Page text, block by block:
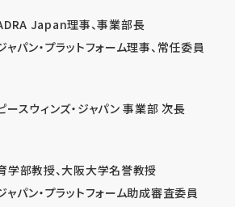
Japan理事、事業部長
パン・プラットフォーム理事、常任委員
スウィンズ・ジャパン 事業部 次長
学部教授、大阪大学名誉教授
パン・プラットフォーム助成審査委員